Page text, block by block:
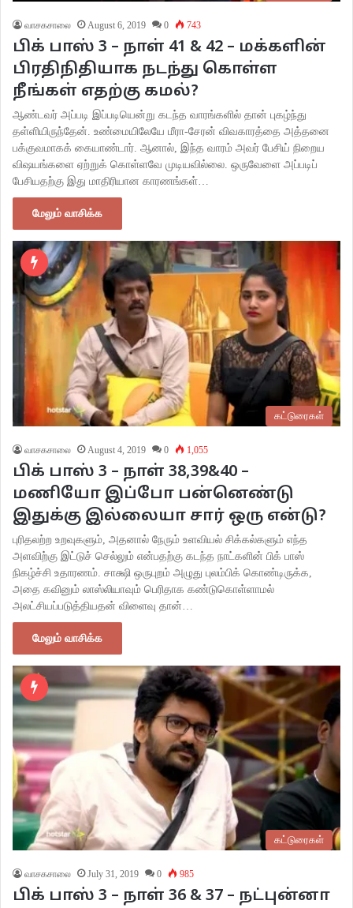
வாசகசாலை August 6, 2019 0 743
பிக் பாஸ் 3 – நாள் 41 & 42 – மக்களின்
பிரதிநிதியாக நடந்து கொள்ள
நீங்கள் எதற்கு கமல்?
ஆண்டவர் அப்படி இப்படியென்று கடந்த வாரங்களில் தான் புகழ்ந்து
தள்ளியிருந்தேன். உண்மையிலேயே மீரா-சேரன் விவகாரத்தை அத்தனை
பக்குவமாகக் கையாண்டார். ஆனால், இந்த வாரம் அவர் பேசிய் நிறைய
விஷயங்களை ஏற்றுக் கொள்ளவே முடியவில்லை. ஒருவேளை அப்படிப்
பேசியதற்கு இது மாதிரியான காரணங்கள்…
மேலும் வாசிக்க
கட்டுரைகள்
வாசகசாலை August 4, 2019 0 1,055
பிக் பாஸ் 3 – நாள் 38,39&40 –
மணியோ இப்போ பன்னெண்டு
இதுக்கு இல்லையா சார் ஒரு என்டு?
புரிதலற்ற உறவுகளும், அதனால் நேரும் உளவியல் சிக்கல்களும் எந்த
அளவிற்கு இட்டுச் செல்லும் என்பதற்கு கடந்த நாட்களின் பிக் பாஸ்
நிகழ்ச்சி உதாரணம். சாக்ஷி ஒருபுறம் அழுது புலம்பிக் கொண்டிருக்க,
அதை கவினும் லாஸ்லியாவும் பெரிதாக கண்டுகொள்ளாமல்
அலட்சியப்படுத்தியதன் விளைவு தான்…
மேலும் வாசிக்க
கட்டுரைகள்
வாசகசாலை July 31, 2019 0 985
பிக் பாஸ் 3 – நாள் 36 & 37 – நட்புன்னா